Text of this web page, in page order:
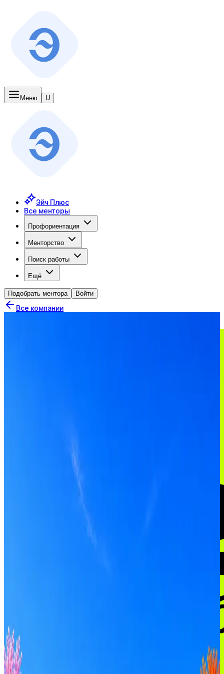
Меню U
Эйч Плюс
Все менторы
Профориентация
Менторство
Поиск работы
Ещё
Подобрать ментора Войти
Все компании